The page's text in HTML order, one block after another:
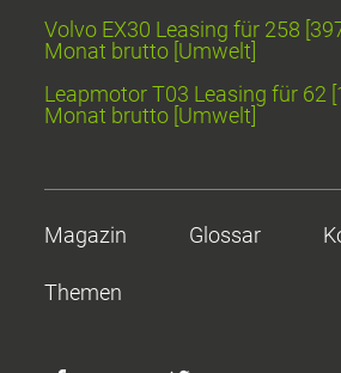
Volvo EX30 Leasing für 258
Monat brutto [Umwelt]
Leapmotor T03 Leasing für 62
Monat brutto [Umwelt]
Magazin Glossar
Themen